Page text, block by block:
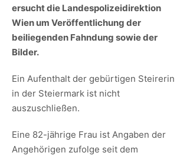
ersucht die Landespolizeidirektion
Wien um Veröffentlichung der
beiliegenden Fahndung sowie der
Bilder.
Ein Aufenthalt der gebürtigen Steirerin
in der Steiermark ist nicht
auszuschließen.
Eine 82-jährige Frau ist Angaben der
Angehörigen zufolge seit dem